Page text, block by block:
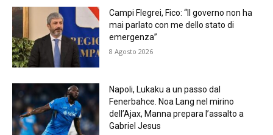
Campi Flegrei, Fico: “Il governo non ha
mai parlato con me dello stato di
emergenza”
8 Agosto 2026
Napoli, Lukaku a un passo dal
Fenerbahce. Noa Lang nel mirino
dell’Ajax, Manna prepara l’assalto a
Gabriel Jesus